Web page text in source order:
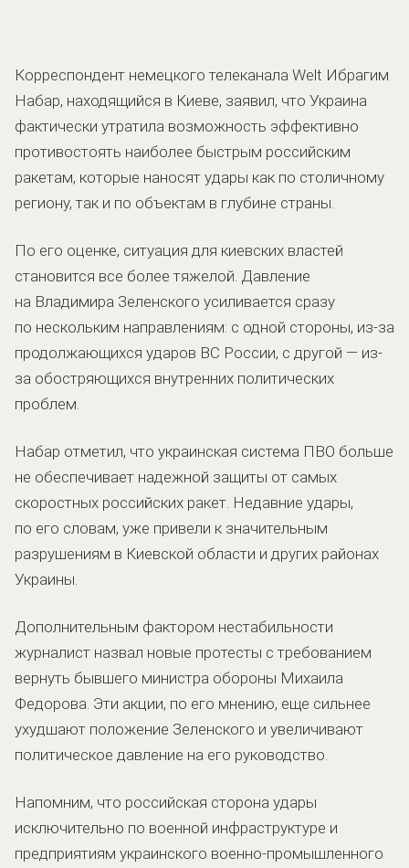
Корреспондент немецкого телеканала Welt Ибрагим
Набар, находящийся в Киеве, заявил, что Украина
фактически утратила возможность эффективно
противостоять наиболее быстрым российским
ракетам, которые наносят удары как по столичному
региону, так и по объектам в глубине страны.
По его оценке, ситуация для киевских властей
становится все более тяжелой. Давление
на Владимира Зеленского усиливается сразу
по нескольким направлениям: с одной стороны, из-за
продолжающихся ударов ВС России, с другой — из-
за обостряющихся внутренних политических
проблем.
Набар отметил, что украинская система ПВО больше
не обеспечивает надежной защиты от самых
скоростных российских ракет. Недавние удары,
по его словам, уже привели к значительным
разрушениям в Киевской области и других районах
Украины.
Дополнительным фактором нестабильности
журналист назвал новые протесты с требованием
вернуть бывшего министра обороны Михаила
Федорова. Эти акции, по его мнению, еще сильнее
ухудшают положение Зеленского и увеличивают
политическое давление на его руководство.
Напомним, что российская сторона удары
исключительно по военной инфраструктуре и
предприятиям украинского военно-промышленного